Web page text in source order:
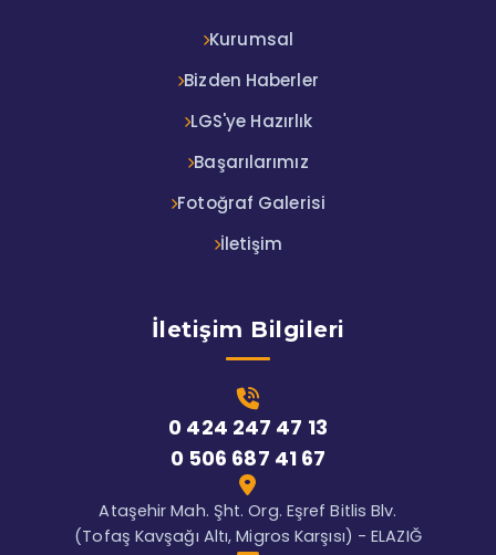
Kurumsal
Bizden Haberler
LGS'ye Hazırlık
Başarılarımız
Fotoğraf Galerisi
İletişim
İletişim Bilgileri
0 424 247 47 13
0 506 687 41 67
Ataşehir Mah. Şht. Org. Eşref Bitlis Blv.
(Tofaş Kavşağı Altı, Migros Karşısı) - ELAZIĞ